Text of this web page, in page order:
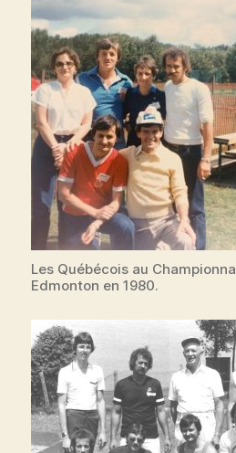
Les Québécois au
Edmonton en 1980.